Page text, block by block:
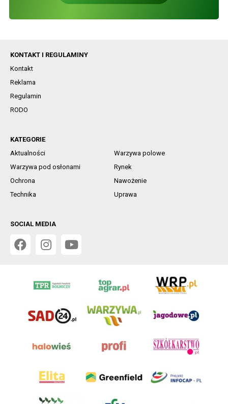
KONTAKT I REGULAMINY
Kontakt
Reklama
Regulamin
RODO
KATEGORIE
Aktualności
Warzywa polowe
Warzywa pod osłonami
Rynek
Ochrona
Nawożenie
Technika
Uprawa
SOCIAL MEDIA